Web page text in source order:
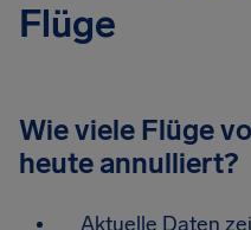
Flüge
Wie viele Flüge
heute annulliert?
Aktuelle Daten